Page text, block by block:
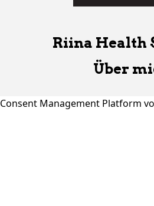
Riina Health
Über
Consent Management Platform